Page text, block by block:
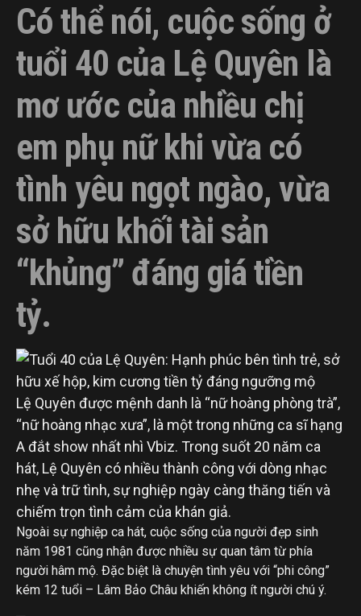
Có thể nói, cuộc sống ở
tuổi 40 của Lệ Quyên là
mơ ước của nhiều chị
em phụ nữ khi vừa có
tình yêu ngọt ngào, vừa
sở hữu khối tài sản
“khủng” đáng giá tiền
tỷ.
Lệ Quyên được mệnh danh là “nữ hoàng phòng trà”,
“nữ hoàng nhạc xưa”, là một trong những ca sĩ hạng
A đắt show nhất nhì Vbiz. Trong suốt 20 năm ca
hát, Lệ Quyên có nhiều thành công với dòng nhạc
nhẹ và trữ tình, sự nghiệp ngày càng thăng tiến và
chiếm trọn tình cảm của khán giả.
Ngoài sự nghiệp ca hát, cuộc sống của người đẹp sinh
năm 1981 cũng nhận được nhiều sự quan tâm từ phía
người hâm mộ. Đặc biệt là chuyện tình yêu với “phi công”
kém 12 tuổi – Lâm Bảo Châu khiến không ít người chú ý.